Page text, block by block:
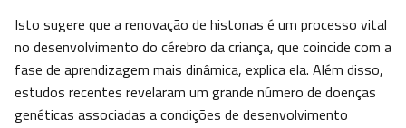
Isto sugere que a renovação de histonas é um processo vital
no desenvolvimento do cérebro da criança, que coincide com a
fase de aprendizagem mais dinâmica, explica ela. Além disso,
estudos recentes revelaram um grande número de doenças
genéticas associadas a condições de desenvolvimento